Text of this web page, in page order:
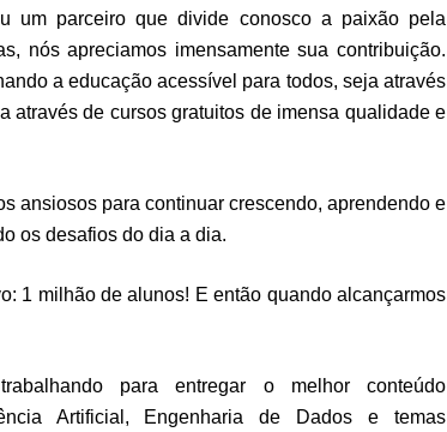
um parceiro que divide conosco a paixão pela
nós apreciamos imensamente sua contribuição.
a educação acessível para todos, seja através
através de cursos gratuitos de imensa qualidade e
ansiosos para continuar crescendo, aprendendo e
os desafios do dia a dia.
1 milhão de alunos! E então quando alcançarmos
para entregar o melhor conteúdo
Artificial, Engenharia de Dados e temas